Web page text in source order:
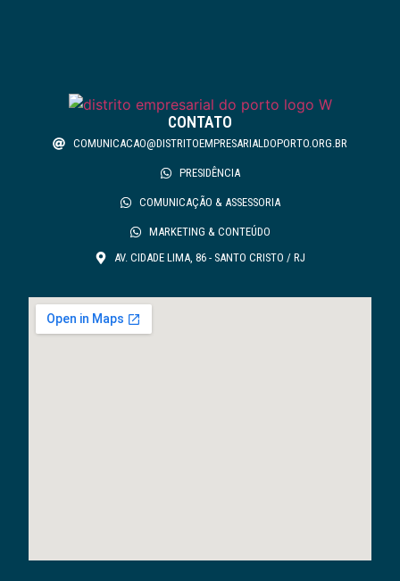
CONTATO
COMUNICACAO@DISTRITOEMPRESARIALDOPORTO.ORG.BR
PRESIDÊNCIA
COMUNICAÇÃO & ASSESSORIA
MARKETING & CONTEÚDO
AV. CIDADE LIMA, 86 - SANTO CRISTO / RJ